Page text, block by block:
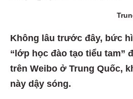
Không lâu trước đây, bức
“lớp học đào tạo tiểu tam”
trên Weibo ở Trung Quốc,
này dậy sóng.